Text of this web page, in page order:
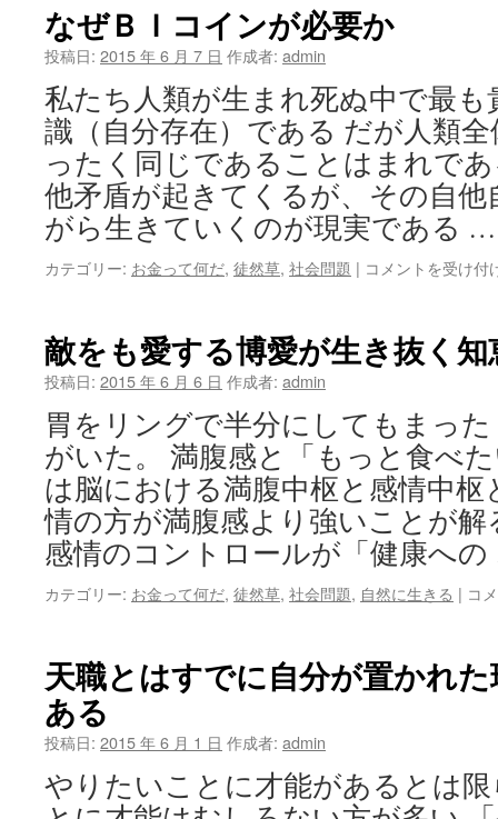
車
場
賃
貸
ア
パ
ー
ト
の
主
広
告
サ
イ
ト
は
なぜＢＩコインが必要か
投稿日: 2015 年 6 月 7 日 作成者: admin
私たち人類が生まれ死ぬ中で最
識（自分存在）である だが人類
ったく同じであることはまれで
他矛盾が起きてくるが、その自
がら生きていくのが現実である
カテゴリー: お金って何だ, 徒然草, 社会問題 | な
Ｉ
コ
が
必
要
か
は
コメントを受け付
敵をも愛する博愛が生き抜く
投稿日: 2015 年 6 月 6 日 作成者: admin
胃をリングで半分にしてもまっ
がいた。 満腹感と「もっと食べ
は脳における満腹中枢と感情中
情の方が満腹感より強いことが
感情のコントロールが「健康へ
カテゴリー: お金って何だ, 徒然草, 社会問題, 自然に生きる | 敵
愛
す
が
生
コ
天職とはすでに自分が置かれ
ある
投稿日: 2015 年 6 月 1 日 作成者: admin
やりたいことに才能があるとは